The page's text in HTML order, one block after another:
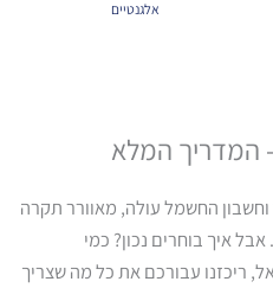
אלגנטיים
המדריך המלא
וחשבון החשמל עולה, מאוורר תקרה
איך בוחרים נכון? כמי
ריכזנו עבורכם את כל מה שצריך